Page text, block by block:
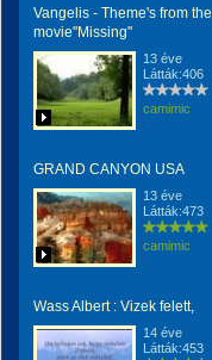
Vangelis - Theme's from the
movie''Missing''
13 éve
Látták:406
camimic
GRAND CANYON USA
13 éve
Látták:473
camimic
Wass Albert : Vizek felett,
14 éve
Látták:453